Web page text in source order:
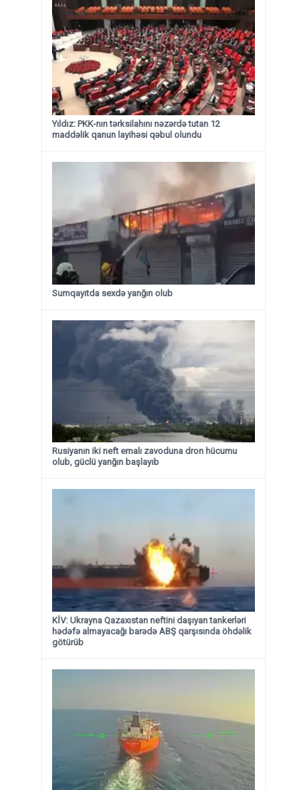
Yıldız: PKK-nın tərksilahını nəzərdə tutan 12
maddəlik qanun layihəsi qəbul olundu ​​​​​​​
Sumqayıtda sexdə yanğın olub
Rusiyanın iki neft emalı zavoduna dron hücumu
olub, güclü yanğın başlayıb
KİV: Ukrayna Qazaxıstan neftini daşıyan tankerləri
hədəfə almayacağı barədə ABŞ qarşısında öhdəlik
götürüb